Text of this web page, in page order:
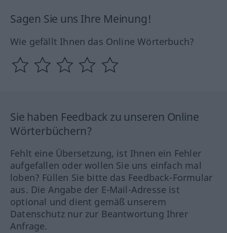
Sagen Sie uns Ihre Meinung!
Wie gefällt Ihnen das Online Wörterbuch?
Sie haben Feedback zu unseren Online
Wörterbüchern?
Fehlt eine Übersetzung, ist Ihnen ein Fehler
aufgefallen oder wollen Sie uns einfach mal
loben? Füllen Sie bitte das Feedback-Formular
aus. Die Angabe der E-Mail-Adresse ist
optional und dient gemäß unserem
Datenschutz nur zur Beantwortung Ihrer
Anfrage.